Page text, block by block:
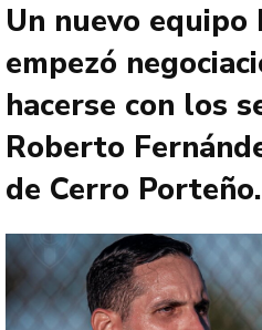
Un nuevo equipo
empezó
hacerse con los
Roberto
de Cerro Porteño.